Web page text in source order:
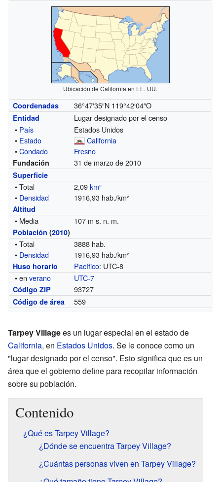
Ubicación de California en EE. UU.
Coordenadas 36°47′35″N 119°42′04″O
Entidad
Lugar designado por el censo
• País
Estados Unidos
• Estado
California
•Condado Fresno
Fundación 31 de marzo de 2010
Superficie
• Total 2,09km²
• Densidad 1916,93 hab./km²
Altitud
• Media 107 m s. n. m.
Población (2010)
• Total
3888 hab.
• Densidad 1916,93 hab./km²
Huso horario Pacífico: UTC-8
• enverano UTC-7
Código ZIP 93727
Código de área 559
Tarpey Villagees un lugar especial en el estado de
California, en Estados Unidos. Se le conoce como un
"lugar designado por el censo". Esto significa que es un
área que el gobierno define para recopilar información
sobre su población.
Contenido
¿Qué es Tarpey Village?
¿Dónde se encuentra Tarpey Village?
¿Cuántas personas viven en Tarpey Village?